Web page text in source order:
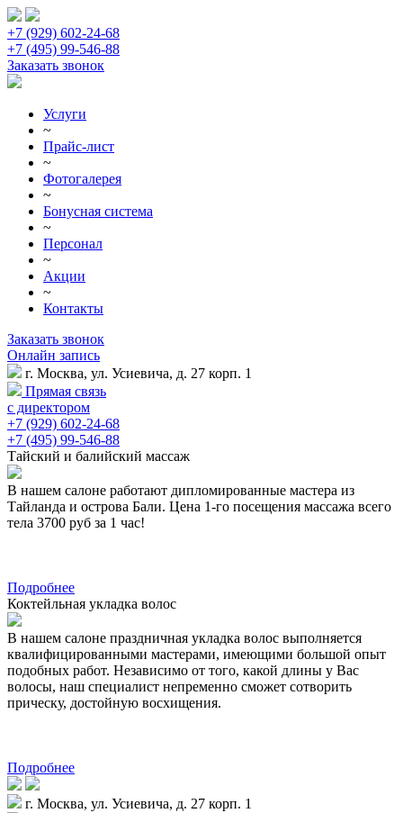
+7 (929) 602-24-68
+7 (495) 99-546-88
Заказать звонок
Услуги
~
Прайс-лист
~
Фотогалерея
~
Бонусная система
~
Персонал
~
Акции
~
Контакты
Заказать звонок
Онлайн запись
г. Москва, ул. Усиевича, д. 27 корп. 1
Прямая связь
с директором
+7 (929) 602-24-68
+7 (495) 99-546-88
Тайский и балийский массаж
В нашем салоне работают дипломированные мастера из
Тайланда и острова Бали. Цена 1-го посещения массажа всего
тела 3700 руб за 1 час!
Подробнее
Коктейльная укладка волос
В нашем салоне праздничная укладка волос выполняется
квалифицированными мастерами, имеющими большой опыт
подобных работ. Независимо от того, какой длины у Вас
волосы, наш специалист непременно сможет сотворить
прическу, достойную восхищения.
Подробнее
г. Москва, ул. Усиевича, д. 27 корп. 1